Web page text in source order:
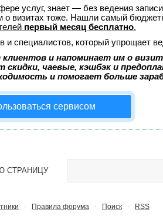
услуг, знает — без ведения
о визитах тоже. Нашли самый
первый месяц бесплатно.
и специалистов, который упрощает
и напоминает им о
скидки, чаевые, кэшбэк и
и помогает больше
сервисом
СТРАНИЦУ
· Правила форума · Поиск · RSS